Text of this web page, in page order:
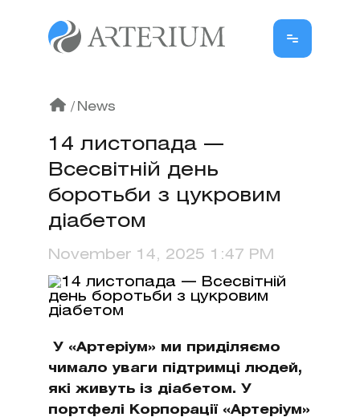
/ News
14 листопада —
Всесвітній день
боротьби з цукровим
діабетом
November 14, 2025 1:47 PM
У «Артеріум» ми приділяємо
чимало уваги підтримці людей,
які живуть із діабетом. У
портфелі Корпорації «Артеріум»